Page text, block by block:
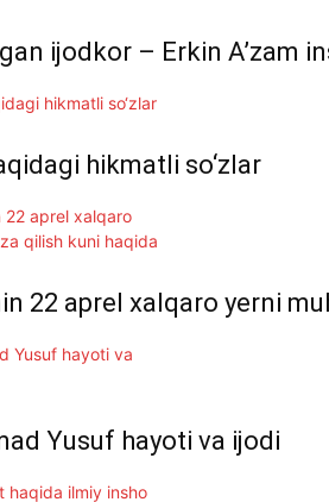
ijodkor – Erkin A’zam
hikmatli so‘zlar
22 aprel xalqaro yerni
Yusuf hayoti va ijodi